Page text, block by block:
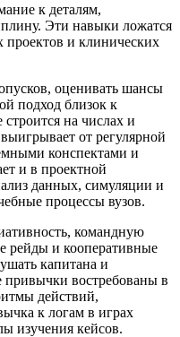
к деталям,
Эти навыки ложатся
проектов и клинических
оценивать шансы
подход близок к
строится на числах и
от регулярной
конспектами и
и в проектной
данных, симуляции и
процессы вузов.
командную
рейды и кооперативные
капитана и
привычки востребованы в
действий,
к логам в играх
изучения кейсов.